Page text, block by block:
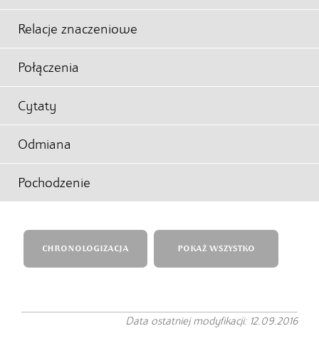
Relacje znaczeniowe
Połączenia
Cytaty
Odmiana
Pochodzenie
CHRONOLOGIZACJA POKAŻ WSZYSTKO
Data ostatniej modyfikacji: 12.09.2016